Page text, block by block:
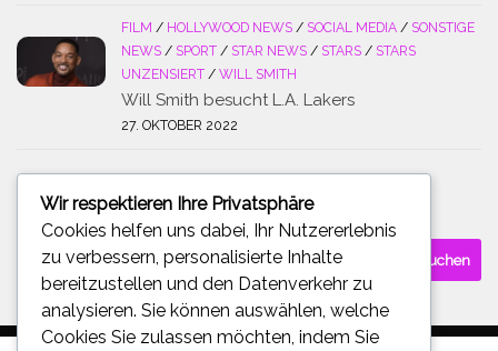
FILM / HOLLYWOOD NEWS / SOCIAL MEDIA / SONSTIGE
NEWS / SPORT / STAR NEWS / STARS / STARS
UNZENSIERT / WILL SMITH
Will Smith besucht L.A. Lakers
27. OKTOBER 2022
SUCHE
Suchen
nach:
Wir respektieren Ihre Privatsphäre
Cookies helfen uns dabei, Ihr Nutzererlebnis
zu verbessern, personalisierte Inhalte
bereitzustellen und den Datenverkehr zu
analysieren. Sie können auswählen, welche
Cookies Sie zulassen möchten, indem Sie